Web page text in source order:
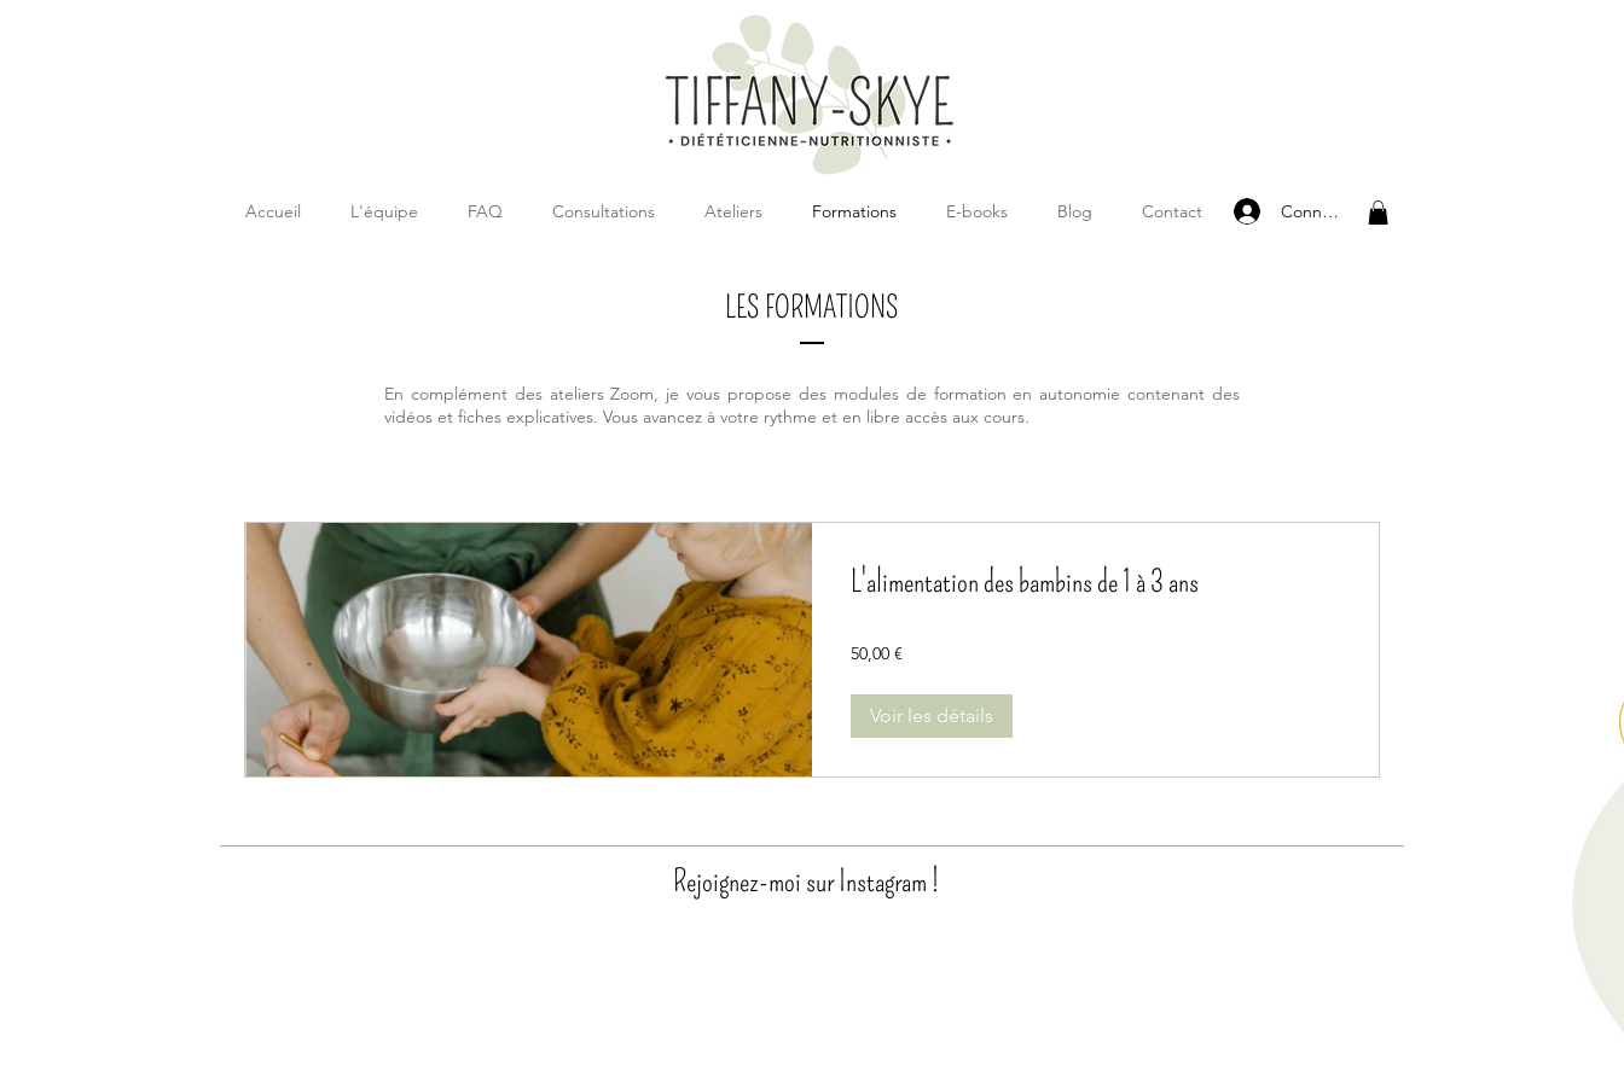
Accueil L'équipe FAQ Consultations Ateliers Formations E-books Blog Contact Connexion
LES FORMATIONS
En complément des ateliers Zoom, je vous propose des modules de formation en autonomie contenant des
vidéos et fiches explicatives. Vous avancez à votre rythme et en libre accès aux cours.
L'alimentation des bambins de 1 à 3 ans
50,00 €
Voir les détails
Rejoignez-moi sur Instagram !